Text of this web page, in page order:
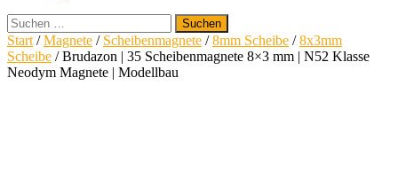
Suchen
nach:
Start /Magnete / Scheibenmagnete /8mm Scheibe /8x3mm
Scheibe / Brudazon | 35 Scheibenmagnete 8×3 mm | N52 Klasse
Neodym Magnete | Modellbau